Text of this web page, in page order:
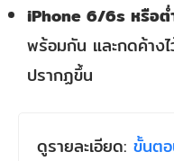
iPhone 6/6s หรือต่
พร้อมกัน และกดค้าง
ปรากฏขึ้น
ดูรายละเอียด: ขั้นต